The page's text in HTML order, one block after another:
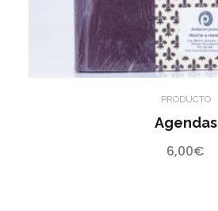
PRODUCTO
Agendas
6,00€